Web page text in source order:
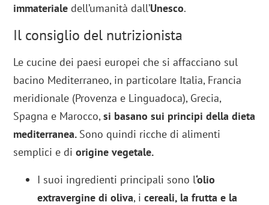
immateriale dell’umanità dall’Unesco.
Il consiglio del nutrizionista
Le cucine dei paesi europei che si affacciano sul
bacino Mediterraneo, in particolare Italia, Francia
meridionale (Provenza e Linguadoca), Grecia,
Spagna e Marocco,si basano sui principi della dieta
mediterranea. Sono quindi ricche di alimenti
semplici e diorigine vegetale.
I suoi ingredienti principali sono l‘olio
extravergine di oliva, icereali, la frutta e la